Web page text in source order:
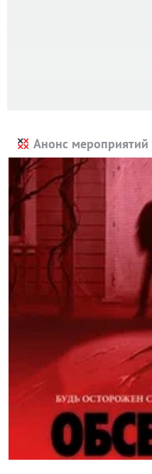
Анонс мероприятий